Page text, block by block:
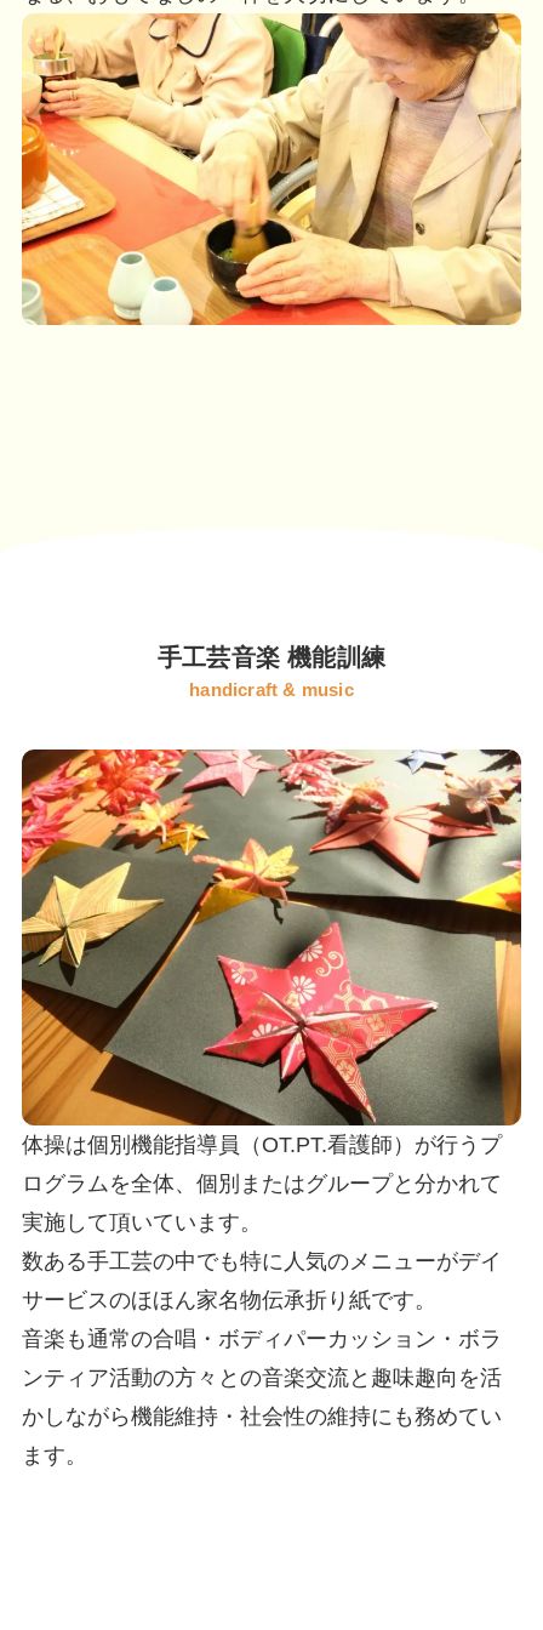
手工芸音楽 機能訓練
handicraft & music
体操は個別機能指導員（OT.PT.看護師）が行うプ
ログラムを全体、個別またはグループと分かれて​
実施して頂いています。
数ある手工芸の中でも特に人気のメニューがデイ
サービスのほほん家名物伝承折り紙です。
音楽も通常の合唱・ボディパーカッション・ボラ
ンティア活動の方々との音楽交流​と趣味趣向を活
かしながら機能維持・社会性の維持にも務めてい
ます。